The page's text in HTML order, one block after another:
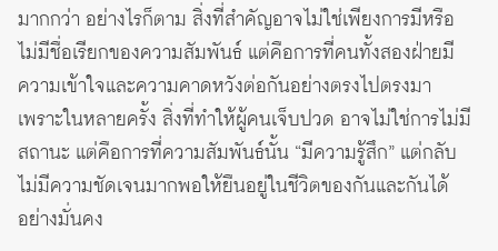
มากกว่า อย่างไรก็ตาม สิ่งที่สำคัญอาจไม่ใช่เพียงการมีหรือ
ไม่มีชื่อเรียกของความสัมพันธ์ แต่คือการที่คนทั้งสองฝ่ายมี
ความเข้าใจและความคาดหวังต่อกันอย่างตรงไปตรงมา
เพราะในหลายครั้ง สิ่งที่ทำให้ผู้คนเจ็บปวด อาจไม่ใช่การไม่มี
สถานะ แต่คือการที่ความสัมพันธ์นั้น “มีความรู้สึก” แต่กลับ
ไม่มีความชัดเจนมากพอให้ยืนอยู่ในชีวิตของกันและกันได้
อย่างมั่นคง